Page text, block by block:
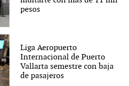
pesos
Liga Aeropuerto
Internacional de Puerto
Vallarta semestre con baja
de pasajeros